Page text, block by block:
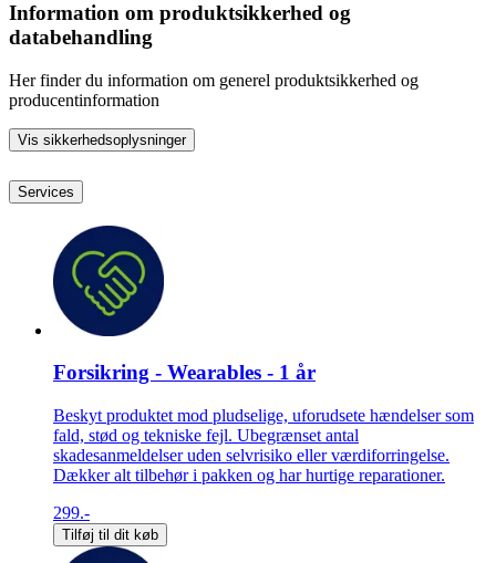
Information om produktsikkerhed og
databehandling
Her finder du information om generel produktsikkerhed og
producentinformation
Vis sikkerhedsoplysninger
Services
Forsikring - Wearables - 1 år
Beskyt produktet mod pludselige, uforudsete hændelser som
fald, stød og tekniske fejl. Ubegrænset antal
skadesanmeldelser uden selvrisiko eller værdiforringelse.
Dækker alt tilbehør i pakken og har hurtige reparationer.
299.-
Tilføj til dit køb